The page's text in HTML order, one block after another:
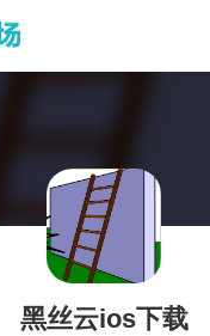
黑丝云ios下载